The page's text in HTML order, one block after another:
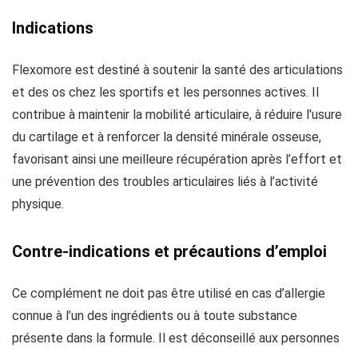
Indications
Flexomore est destiné à soutenir la santé des articulations
et des os chez les sportifs et les personnes actives. Il
contribue à maintenir la mobilité articulaire, à réduire l'usure
du cartilage et à renforcer la densité minérale osseuse,
favorisant ainsi une meilleure récupération après l’effort et
une prévention des troubles articulaires liés à l’activité
physique.
Contre-indications et précautions d’emploi
Ce complément ne doit pas être utilisé en cas d’allergie
connue à l’un des ingrédients ou à toute substance
présente dans la formule. Il est déconseillé aux personnes